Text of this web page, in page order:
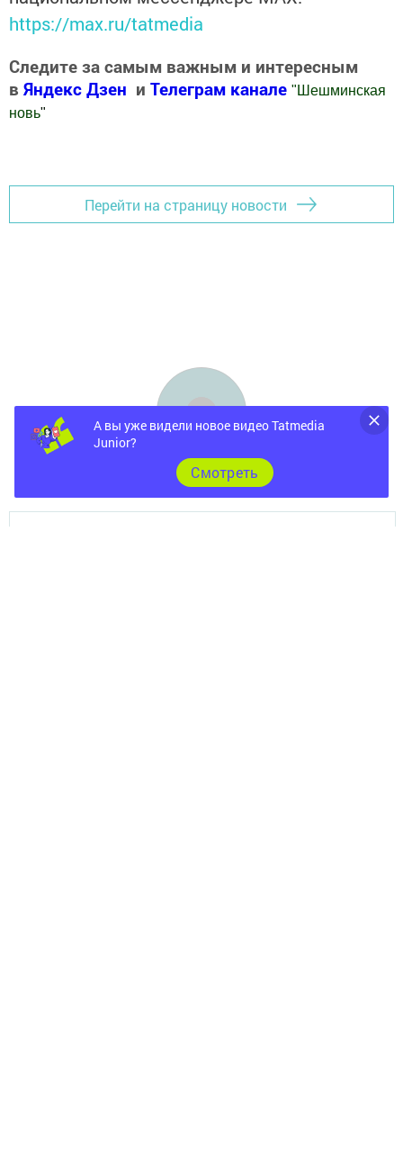
https://max.ru/tatmedia
Следите за самым важным и интересным
в Яндекс Дзен и Телеграм канале " Шешминская
новь"
Перейти на страницу новости
А вы уже видели новое видео Tatmedia
Junior?
Cмотреть